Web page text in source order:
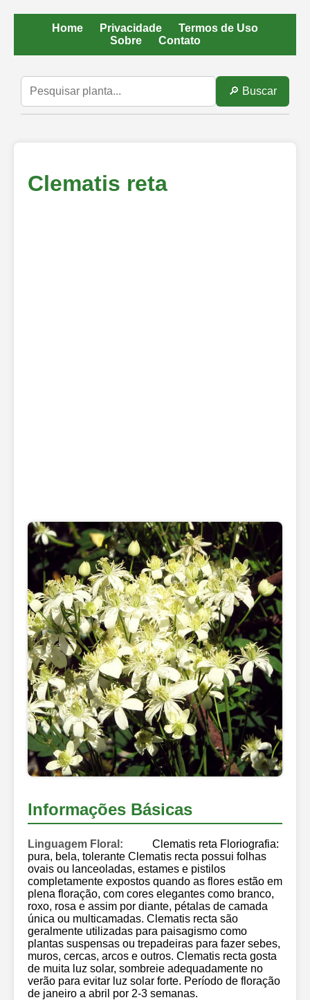
Home Privacidade
Termos de Uso
Sobre
Contato
🔎 Buscar
Clematis reta
Informações Básicas
Linguagem Floral:
Clematis reta Floriografia:
pura, bela, tolerante Clematis recta possui folhas
ovais ou lanceoladas, estames e pistilos
completamente expostos quando as flores estão em
plena floração, com cores elegantes como branco,
roxo, rosa e assim por diante, pétalas de camada
única ou multicamadas. Clematis recta são
geralmente utilizadas para paisagismo como
plantas suspensas ou trepadeiras para fazer sebes,
muros, cercas, arcos e outros. Clematis recta gosta
de muita luz solar, sombreie adequadamente no
verão para evitar luz solar forte. Período de floração
de janeiro a abril por 2-3 semanas.